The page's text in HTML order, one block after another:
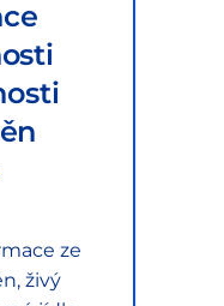
ze
živý